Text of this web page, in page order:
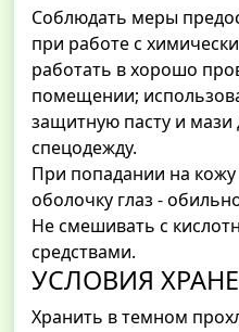
Соблюдать меры
при работе с
работать в хорошо
помещении;
защитную пасту и
спецодежду.
При попадании на
оболочку глаз -
Не смешивать с
средствами.
УСЛОВИЯ
Хранить в темном